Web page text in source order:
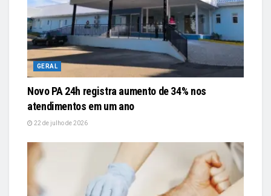
GERAL
Novo PA 24h registra aumento de 34% nos
atendimentos em um ano
22 de julho de 2026